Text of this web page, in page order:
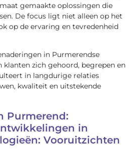
gemaakte oplossingen die
De focus ligt niet alleen op het
op de ervaring en tevredenheid
in Purmerendse
klanten zich gehoord, begrepen en
in langdurige relaties
kwaliteit en uitstekende
Purmerend:
in
Vooruitzichten